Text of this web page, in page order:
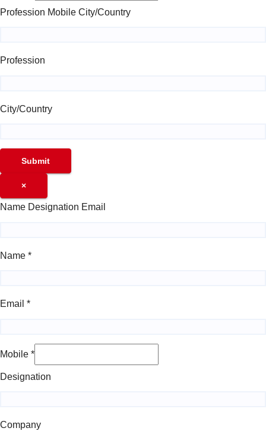
Profession Mobile City/Country
Profession
City/Country
Submit
×
Name Designation Email
Name *
Email *
Mobile *
Designation
Company